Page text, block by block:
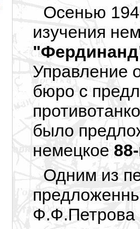
Осенью
изучения
Управление
бюро с
было
немецкое
Одним из